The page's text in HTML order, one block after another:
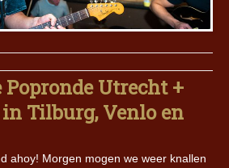
Utrecht +
Tilburg, Venlo en
ahoy! Morgen mogen we weer knallen